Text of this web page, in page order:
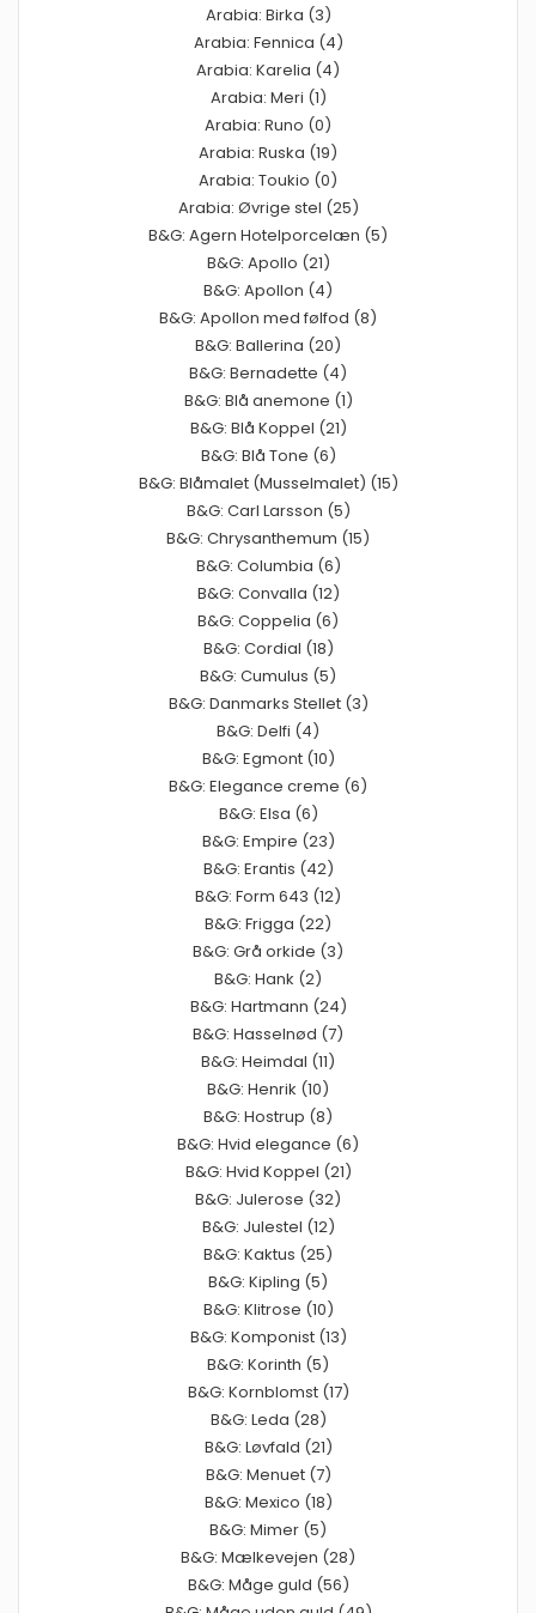
Arabia: Birka (3)
Arabia: Fennica (4)
Arabia: Karelia (4)
Arabia: Meri (1)
Arabia: Runo (0)
Arabia: Ruska (19)
Arabia: Toukio (0)
Arabia: Øvrige stel (25)
B&G: Agern Hotelporcelæn (5)
B&G: Apollo (21)
B&G: Apollon (4)
B&G: Apollon med følfod (8)
B&G: Ballerina (20)
B&G: Bernadette (4)
B&G: Blå anemone (1)
B&G: Blå Koppel (21)
B&G: Blå Tone (6)
B&G: Blåmalet (Musselmalet) (15)
B&G: Carl Larsson (5)
B&G: Chrysanthemum (15)
B&G: Columbia (6)
B&G: Convalla (12)
B&G: Coppelia (6)
B&G: Cordial (18)
B&G: Cumulus (5)
B&G: Danmarks Stellet (3)
B&G: Delfi (4)
B&G: Egmont (10)
B&G: Elegance creme (6)
B&G: Elsa (6)
B&G: Empire (23)
B&G: Erantis (42)
B&G: Form 643 (12)
B&G: Frigga (22)
B&G: Grå orkide (3)
B&G: Hank (2)
B&G: Hartmann (24)
B&G: Hasselnød (7)
B&G: Heimdal (11)
B&G: Henrik (10)
B&G: Hostrup (8)
B&G: Hvid elegance (6)
B&G: Hvid Koppel (21)
B&G: Julerose (32)
B&G: Julestel (12)
B&G: Kaktus (25)
B&G: Kipling (5)
B&G: Klitrose (10)
B&G: Komponist (13)
B&G: Korinth (5)
B&G: Kornblomst (17)
B&G: Leda (28)
B&G: Løvfald (21)
B&G: Menuet (7)
B&G: Mexico (18)
B&G: Mimer (5)
B&G: Mælkevejen (28)
B&G: Måge guld (56)